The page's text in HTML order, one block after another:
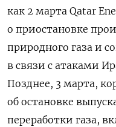
как 2 марта Qatar
о приостановке
природного газа и
в связи с атаками
Позднее, 3 марта,
об остановке
переработки газа,